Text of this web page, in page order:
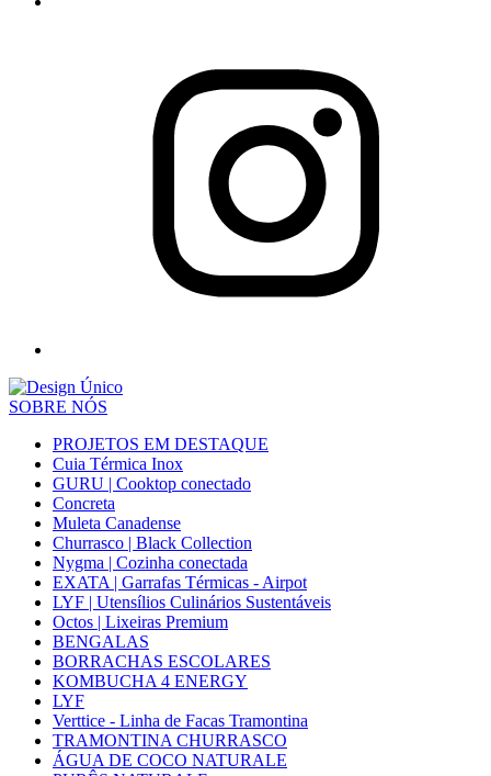
SOBRE NÓS
PROJETOS EM DESTAQUE
Cuia Térmica Inox
GURU | Cooktop conectado
Concreta
Muleta Canadense
Churrasco | Black Collection
Nygma | Cozinha conectada
EXATA | Garrafas Térmicas - Airpot
LYF | Utensílios Culinários Sustentáveis
Octos | Lixeiras Premium
BENGALAS
BORRACHAS ESCOLARES
KOMBUCHA 4 ENERGY
LYF
Verttice - Linha de Facas Tramontina
TRAMONTINA CHURRASCO
ÁGUA DE COCO NATURALE